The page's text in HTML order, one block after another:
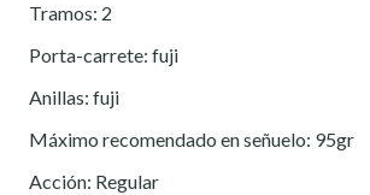
Tramos: 2
Porta-carrete: fuji
Anillas: fuji
Máximo recomendado en señuelo: 95gr
Acción: Regular